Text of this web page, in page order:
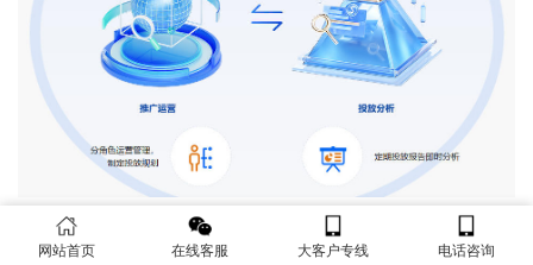
网站首页 在线客服 大客户专线 电话咨询